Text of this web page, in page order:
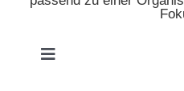
Toggle